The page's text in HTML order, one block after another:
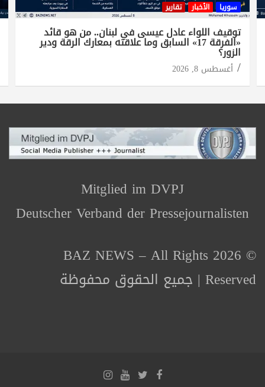
سوريا الأخبار تقارير
توقيف اللواء عادل عيسى في لبنان.. من هو قائد
«الفرقة 17» السابق وما علاقته بمعارك الرقة ودير
الزور؟
أغسطس 8, 2026
Mitglied im DVPJ
Deutscher Verband der Pressejournalisten
© 2026 BAZ NEWS – All Rights
Reserved | جميع الحقوق محفوظة